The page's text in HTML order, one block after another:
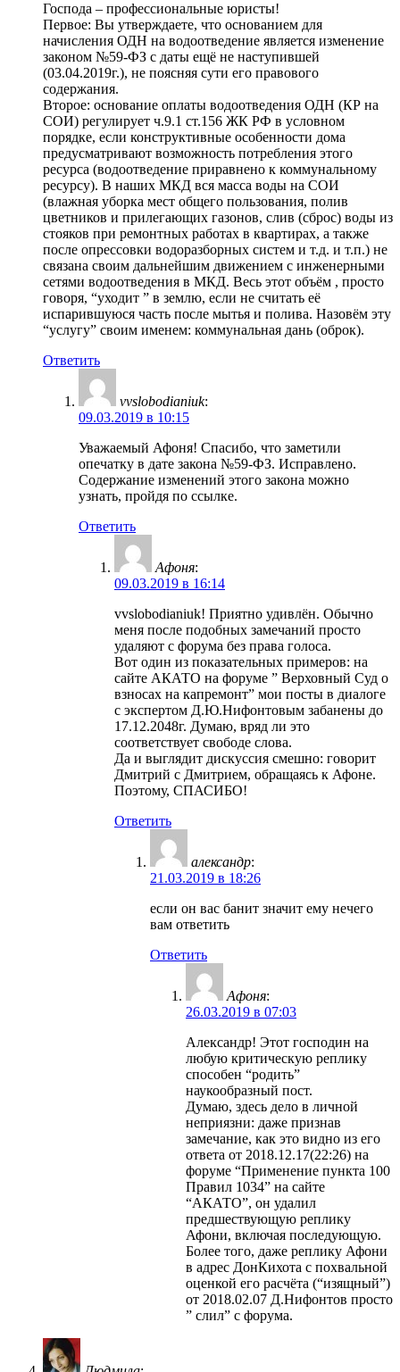
Господа – профессиональные юристы!
Первое: Вы утверждаете, что основанием для
начисления ОДН на водоотведение является изменение
законом №59-ФЗ с даты ещё не наступившей
(03.04.2019г.), не поясняя сути его правового
содержания.
Второе: основание оплаты водоотведения ОДН (КР на
СОИ) регулирует ч.9.1 ст.156 ЖК РФ в условном
порядке, если конструктивные особенности дома
предусматривают возможность потребления этого
ресурса (водоотведение приравнено к коммунальному
ресурсу). В наших МКД вся масса воды на СОИ
(влажная уборка мест общего пользования, полив
цветников и прилегающих газонов, слив (сброс) воды из
стояков при ремонтных работах в квартирах, а также
после опрессовки водоразборных систем и т.д. и т.п.) не
связана своим дальнейшим движением с инженерными
сетями водоотведения в МКД. Весь этот объём , просто
говоря, “уходит ” в землю, если не считать её
испарившуюся часть после мытья и полива. Назовём эту
“услугу” своим именем: коммунальная дань (оброк).
Ответить
vvslobodianiuk:
09.03.2019 в 10:15
Уважаемый Афоня! Спасибо, что заметили
опечатку в дате закона №59-ФЗ. Исправлено.
Содержание изменений этого закона можно
узнать, пройдя по ссылке.
Ответить
Афоня:
09.03.2019 в 16:14
vvslobodianiuk! Приятно удивлён. Обычно
меня после подобных замечаний просто
удаляют с форума без права голоса.
Вот один из показательных примеров: на
сайте АКАТО на форуме ” Верховный Суд о
взносах на капремонт” мои посты в диалоге
с экспертом Д.Ю.Нифонтовым забанены до
17.12.2048г. Думаю, вряд ли это
соответствует свободе слова.
Да и выглядит дискуссия смешно: говорит
Дмитрий с Дмитрием, обращаясь к Афоне.
Поэтому, СПАСИБО!
Ответить
александр:
21.03.2019 в 18:26
если он вас банит значит ему нечего
вам ответить
Ответить
Афоня:
26.03.2019 в 07:03
Александр! Этот господин на
любую критическую реплику
способен “родить”
наукообразный пост.
Думаю, здесь дело в личной
неприязни: даже признав
замечание, как это видно из его
ответа от 2018.12.17(22:26) на
форуме “Применение пункта 100
Правил 1034” на сайте
“АКАТО”, он удалил
предшествующую реплику
Афони, включая последующую.
Более того, даже реплику Афони
в адрес ДонКихота с похвальной
оценкой его расчёта (“изящный”)
от 2018.02.07 Д.Нифонтов просто
” слил” с форума.